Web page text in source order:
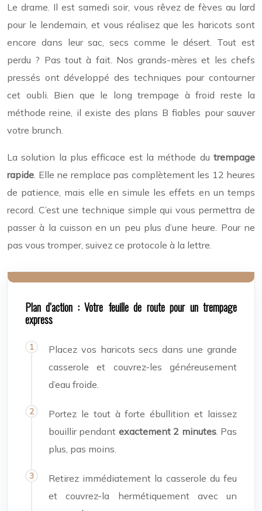
Le drame. Il est samedi soir, vous rêvez de fèves au lard
pour le lendemain, et vous réalisez que les haricots sont
encore dans leur sac, secs comme le désert. Tout est
perdu ? Pas tout à fait. Nos grands-mères et les chefs
pressés ont développé des techniques pour contourner
cet oubli. Bien que le long trempage à froid reste la
méthode reine, il existe des plans B fiables pour sauver
votre brunch.
La solution la plus efficace est la méthode du trempage
rapide. Elle ne remplace pas complètement les 12 heures
de patience, mais elle en simule les effets en un temps
record. C’est une technique simple qui vous permettra de
passer à la cuisson en un peu plus d’une heure. Pour ne
pas vous tromper, suivez ce protocole à la lettre.
Plan d’action : Votre feuille de route pour un trempage
express
Placez vos haricots secs dans une grande
casserole et couvrez-les généreusement
d’eau froide.
Portez le tout à forte ébullition et laissez
bouillir pendant exactement 2 minutes. Pas
plus, pas moins.
Retirez immédiatement la casserole du feu
et couvrez-la hermétiquement avec un